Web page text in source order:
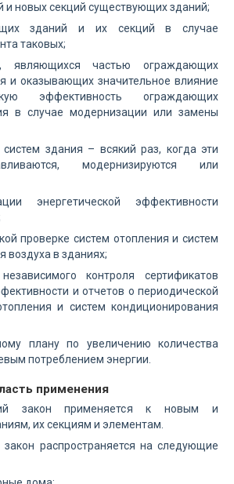
и новых секций существующих зданий;
зданий и их секций в случае
таковых;
являющихся частью ограждающих
и оказывающих значительное влияние
эффективность ограждающих
в случае модернизации или замены
систем здания – всякий раз, когда эти
модернизируются или
энергетической эффективности
проверке систем отопления и систем
воздуха в зданиях;
контроля сертификатов
и отчетов о периодической
и систем кондиционирования
плану по увеличению количества
потреблением энергии.
применения
закон применяется к новым и
их секциям и элементам.
распространяется на следующие